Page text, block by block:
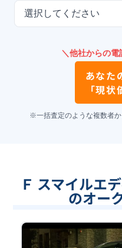
選択してください
＼他社からの電
あなた
「現
※一括査定のような複数者
Ｆ スマイルエ
のオー